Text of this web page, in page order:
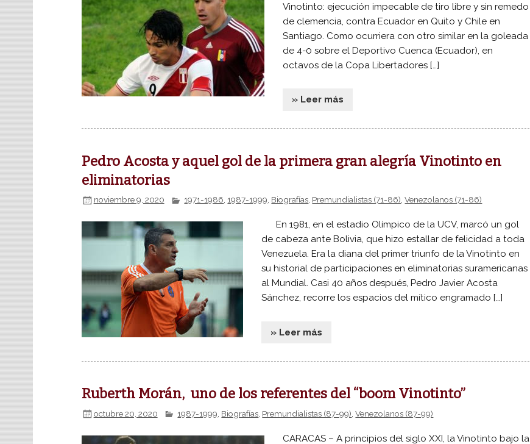
Vinotinto: ejecución impecable de tiro libre y sin remedo
de clemencia, contra Ecuador en Quito y Chile en
Santiago. Como ocurriera con otro similar en la goleada
de 4-0 sobre el Deportivo Cuenca (Ecuador), en
octavos de la Copa Libertadores […]
» Leer más
Pedro Acosta y aquel gol de la primera gran alegría Vinotinto en
eliminatorias
noviembre 9, 2020 1971-1986,1987-1999, Biografías, Premundialistas (71-86),Venezolanos (71-86)
En 1981, en el estadio Olímpico de la UCV, marcó un gol
de cabeza ante Bolivia, que hizo estallar de felicidad a toda
Venezuela. Era la diana del primer triunfo de la Vinotinto en
su historial de participaciones en eliminatorias suramericanas
al Mundial. Casi 40 años después, Pedro Javier Acosta
Sánchez, recorre los espacios del mítico engramado […]
» Leer más
Ruberth Morán, uno de los referentes del “boom Vinotinto”
octubre 20, 2020 1987-1999 Biografías Premundialistas (87-99) ,Venezolanos (87-99)
CARACAS – A principios del siglo XXI, la Vinotinto bajo la